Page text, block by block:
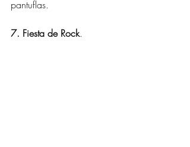
pantuflas.
7. Fiesta de Rock.